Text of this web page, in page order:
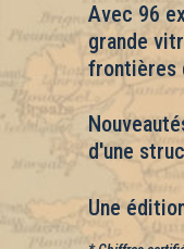
Avec 96
grande
frontières
d'une
Une